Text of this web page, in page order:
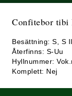
Confitebor tibi
Besättning: S, S II
Återfinns: S-Uu
Hyllnummer:
Komplett: Nej